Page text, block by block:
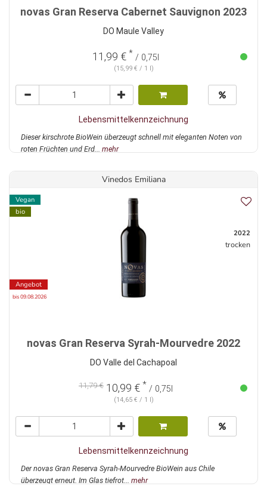
novas Gran Reserva Cabernet Sauvignon 2023
DO Maule Valley
11,99 € * / 0,75l
(15,99 € / 1 l)
Lebensmittelkennzeichnung
Dieser kirschrote BioWein überzeugt schnell mit eleganten Noten von
roten Früchten und Erd... mehr
Vinedos Emiliana
Vegan
bio
Angebot
bis 09.08.2026
2022
trocken
novas Gran Reserva Syrah-Mourvedre 2022
DO Valle del Cachapoal
11,79 € 10,99 € * / 0,75l
(14,65 € / 1 l)
Lebensmittelkennzeichnung
Der novas Gran Reserva Syrah-Mourvedre BioWein aus Chile
überzeugt erneut. Im Glas tiefrot... mehr